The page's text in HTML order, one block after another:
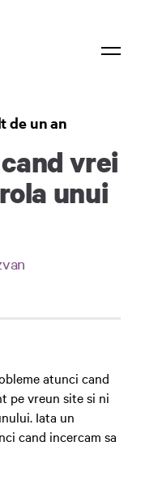
de un an
vrei
unui
atunci cand
pe vreun site si ni
Iata un
cand incercam sa